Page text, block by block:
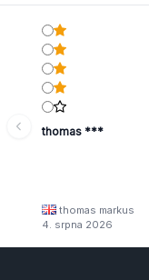
thomas ***
thomas markus
4. srpna 2026